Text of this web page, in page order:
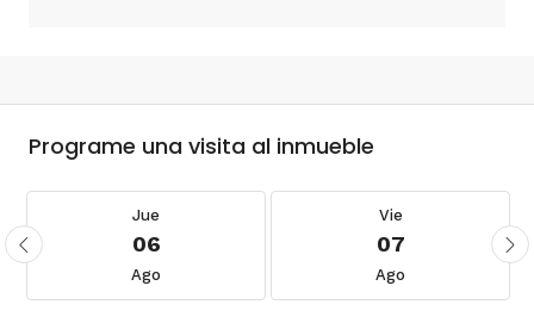
Programe una visita al inmueble
Jue
06
Ago
Vie
07
Ago